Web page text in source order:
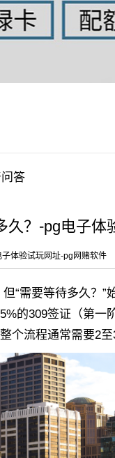
答
久？-pg电子体
子体验试玩网址-pg网赌软件
需要等待多久？”
的309签证（第一
个流程通常需要2至